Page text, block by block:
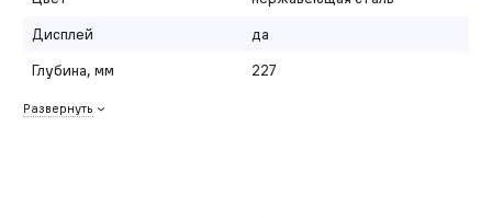
Дисплей
да
Глубина, мм
227
Развернуть